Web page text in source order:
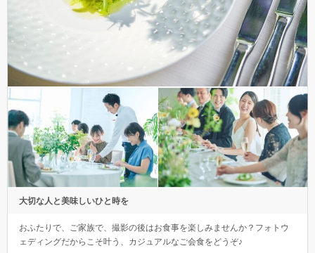
大切な人と美味しいひと時を
おふたりで、ご家族で、撮影の後はお食事を楽しみませんか？フォトウ
ェディングだからこそ叶う、カジュアルなご会食をどうぞ♪